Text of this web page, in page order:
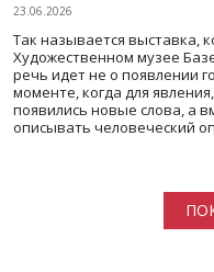
23.06.2026
Так называется выставка,
Художественном музее
речь идет не о появлении
моменте, когда для
появились новые слова, а
описывать человеческий